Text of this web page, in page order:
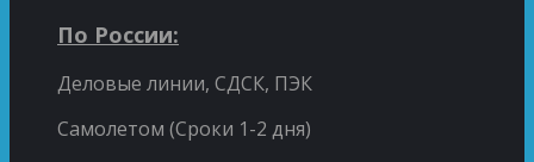
По России:
Деловые линии, СДСК, ПЭК
Самолетом (Сроки 1-2 дня)